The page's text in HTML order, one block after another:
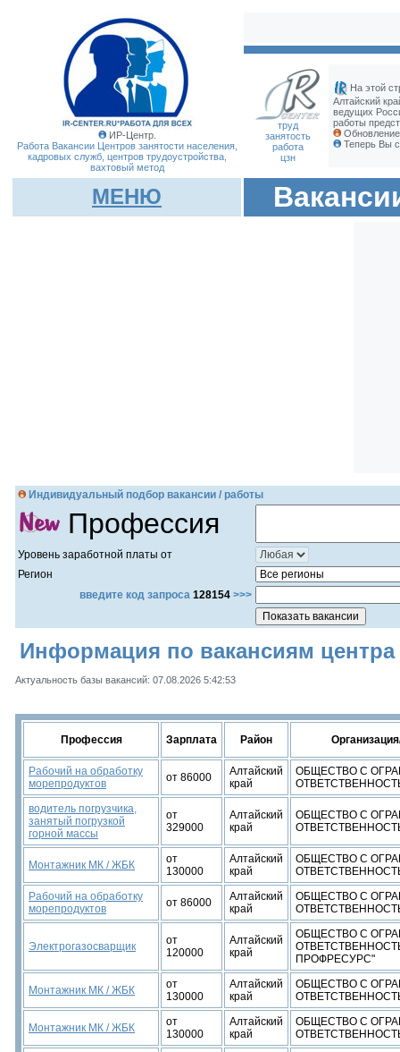
ИР-Центр.
Работа Вакансии Центров занятости населения,
кадровых служб, центров трудоустройства,
вахтовый метод
труд
занятость
работа
цзн
На этой
Алтайский
ведущих
работы
Теперь Вы
МЕНЮ
Индивидуальный подбор вакансии / работы
Профессия
Уровень заработной платы от
Регион
введите код запроса 128154 >>>
Информация по вакансиям центра
Актуальность базы вакансий: 07.08.2026 5:42:53
Профессия Зарплата Район
Рабочий на обработку
морепродуктов
от 86000
Алтайский
край
ОБЩЕСТВО С
водитель погрузчика,
занятый погрузкой
горной массы
от
329000
Алтайский
край
ОБЩЕСТВО С
Монтажник МК / ЖБК
от
130000
Алтайский
край
ОБЩЕСТВО С
Рабочий на обработку
морепродуктов
от 86000
Алтайский
край
ОБЩЕСТВО С
Электрогазосварщик
от
120000
Алтайский
край
ОБЩЕСТВО С
ПРОФРЕСУРС"
Монтажник МК / ЖБК
от
130000
Алтайский
край
ОБЩЕСТВО С
Монтажник МК / ЖБК
от
130000
Алтайский
край
ОБЩЕСТВО С